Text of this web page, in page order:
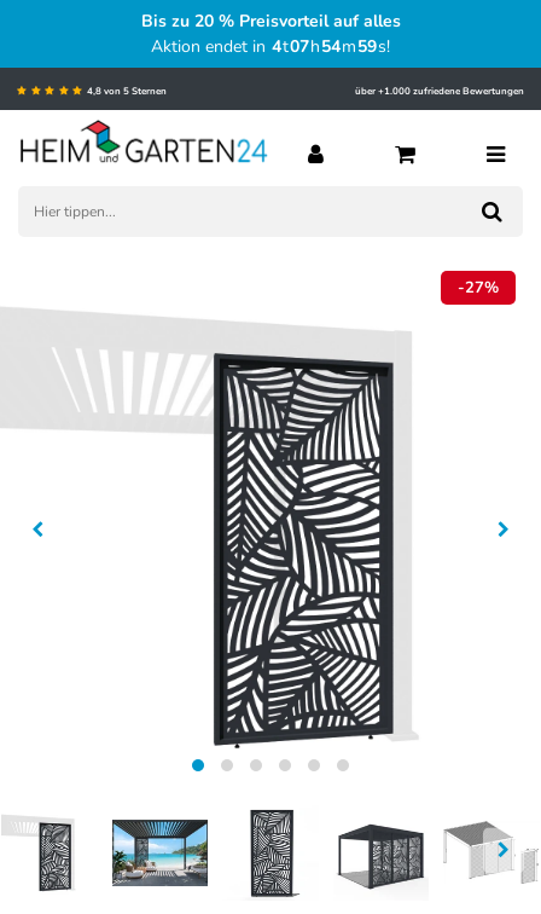
Bis zu 20 % Preisvorteil auf alles
Aktion endet in 4t07h54m58s!
4,8 von 5 Sternen über +1.000 zufriedene Bewertungen
-27%